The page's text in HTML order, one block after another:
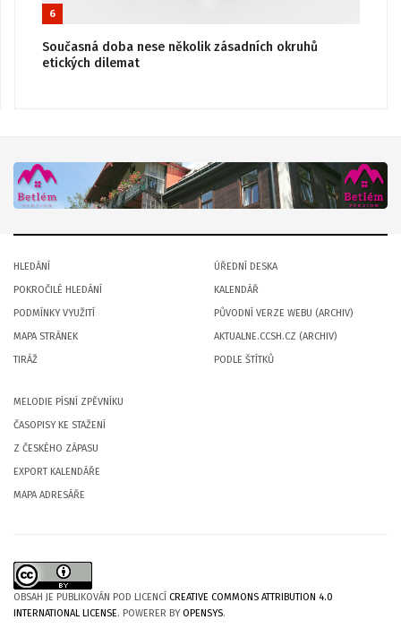
6
Současná doba nese několik zásadních okruhů
etických dilemat
HLEDÁNÍ
POKROČILÉ HLEDÁNÍ
PODMÍNKY VYUŽITÍ
MAPA STRÁNEK
TIRÁŽ
ÚŘEDNÍ DESKA
KALENDÁŘ
PŮVODNÍ VERZE WEBU (ARCHIV)
AKTUALNE.CCSH.CZ (ARCHIV)
PODLE ŠTÍTKŮ
MELODIE PÍSNÍ ZPĚVNÍKU
ČASOPISY KE STAŽENÍ
Z ČESKÉHO ZÁPASU
EXPORT KALENDÁŘE
MAPA ADRESÁŘE
OBSAH JE PUBLIKOVÁN POD LICENCÍ CREATIVE COMMONS ATTRIBUTION 4.0
INTERNATIONAL LICENSE. POWERER BYOPENSYS.